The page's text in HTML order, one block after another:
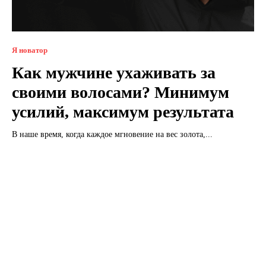
Я новатор
Как мужчине ухаживать за
своими волосами? Минимум
усилий, максимум результата
В наше время, когда каждое мгновение на вес золота,...